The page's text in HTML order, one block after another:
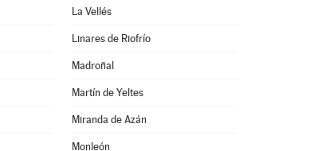
La Vellés
Linares de Riofrío
Madroñal
Martín de Yeltes
Miranda de Azán
Monleón